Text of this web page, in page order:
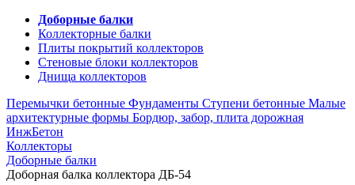
Доборные балки
Коллекторные балки
Плиты покрытий коллекторов
Стеновые блоки коллекторов
Днища коллекторов
Перемычки бетонные Фундаменты Ступени бетонные Малые
архитектурные формы Бордюр, забор, плита дорожная
ИнжБетон
Коллекторы
Доборные балки
Доборная балка коллектора ДБ-54